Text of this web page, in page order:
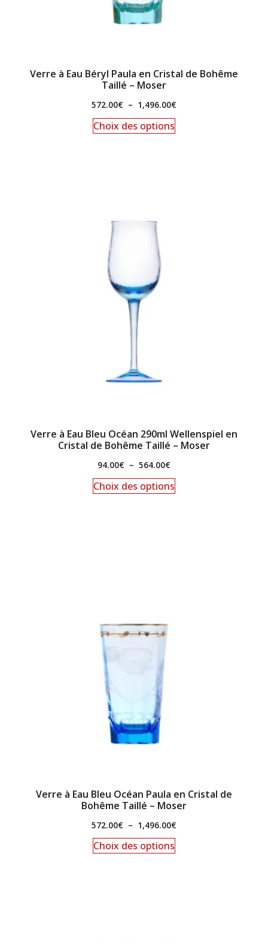
Verre à Eau Béryl Paula en Cristal de Bohême
Taillé – Moser
572.00€ – 1,496.00€
Choix des options
Verre à Eau Bleu Océan 290ml Wellenspiel en
Cristal de Bohême Taillé – Moser
94.00€ – 564.00€
Choix des options
Verre à Eau Bleu Océan Paula en Cristal de
Bohême Taillé – Moser
572.00€ – 1,496.00€
Choix des options